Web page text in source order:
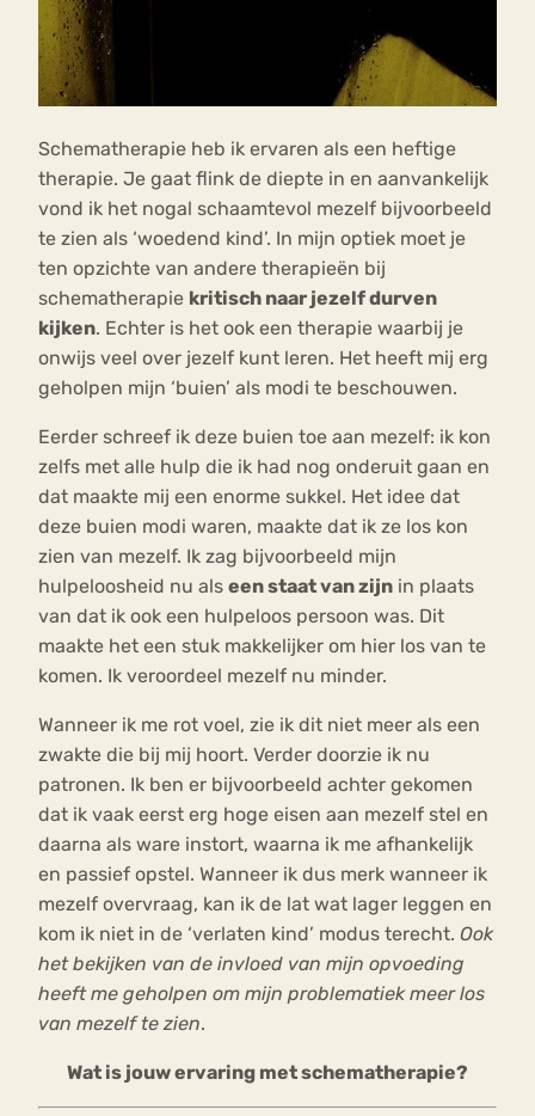
Schematherapie heb ik ervaren als een heftige
therapie. Je gaat flink de diepte in en aanvankelijk
vond ik het nogal schaamtevol mezelf bijvoorbeeld
te zien als ‘woedend kind’. In mijn optiek moet je
ten opzichte van andere therapieën bij
schematherapie kritisch naar jezelf durven
kijken. Echter is het ook een therapie waarbij je
onwijs veel over jezelf kunt leren. Het heeft mij erg
geholpen mijn ‘buien’ als modi te beschouwen.
Eerder schreef ik deze buien toe aan mezelf: ik kon
zelfs met alle hulp die ik had nog onderuit gaan en
dat maakte mij een enorme sukkel. Het idee dat
deze buien modi waren, maakte dat ik ze los kon
zien van mezelf. Ik zag bijvoorbeeld mijn
hulpeloosheid nu als een staat van zijn in plaats
van dat ik ook een hulpeloos persoon was. Dit
maakte het een stuk makkelijker om hier los van te
komen. Ik veroordeel mezelf nu minder.
Wanneer ik me rot voel, zie ik dit niet meer als een
zwakte die bij mij hoort. Verder doorzie ik nu
patronen. Ik ben er bijvoorbeeld achter gekomen
dat ik vaak eerst erg hoge eisen aan mezelf stel en
daarna als ware instort, waarna ik me afhankelijk
en passief opstel. Wanneer ik dus merk wanneer ik
mezelf overvraag, kan ik de lat wat lager leggen en
kom ik niet in de ‘verlaten kind’ modus terecht. Ook
het bekijken van de invloed van mijn opvoeding
heeft me geholpen om mijn problematiek meer los
van mezelf te zien.
Wat is jouw ervaring met schematherapie?